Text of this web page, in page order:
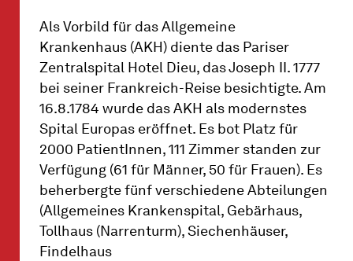
Als Vorbild für das Allgemeine
Krankenhaus (AKH) diente das Pariser
Zentralspital Hotel Dieu, das Joseph II. 1777
bei seiner Frankreich-Reise besichtigte. Am
16.8.1784 wurde das AKH als modernstes
Spital Europas eröffnet. Es bot Platz für
2000 PatientInnen, 111 Zimmer standen zur
Verfügung (61 für Männer, 50 für Frauen). Es
beherbergte fünf verschiedene Abteilungen
(Allgemeines Krankenspital, Gebärhaus,
Tollhaus (Narrenturm), Siechenhäuser,
Findelhaus